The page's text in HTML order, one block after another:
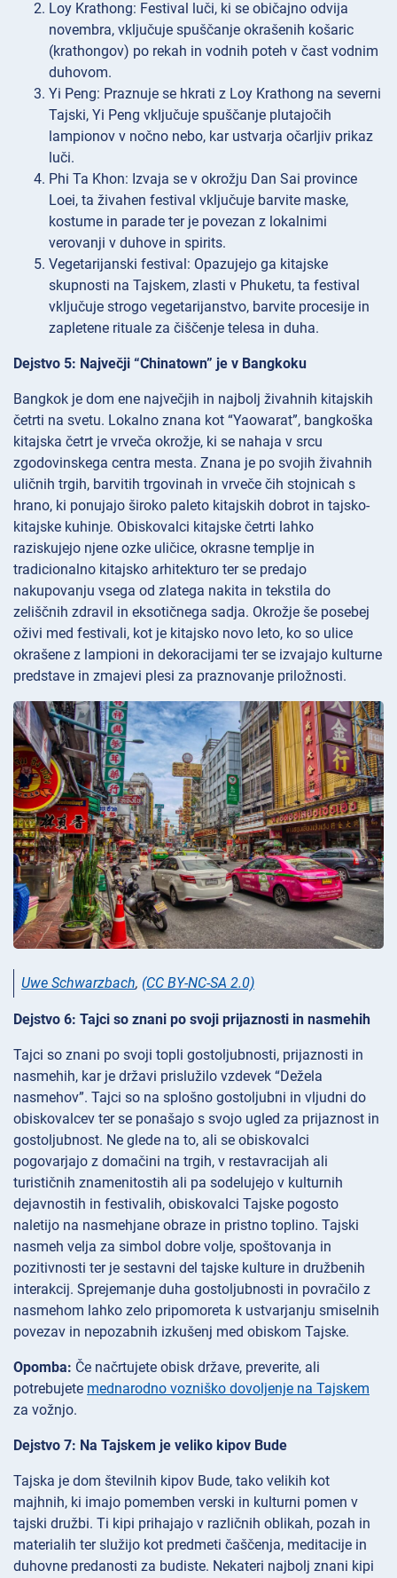
Loy Krathong: Festival luči, ki se običajno odvija
novembra, vključuje spuščanje okrašenih košaric
(krathongov) po rekah in vodnih poteh v čast vodnim
duhovom.
Yi Peng: Praznuje se hkrati z Loy Krathong na severni
Tajski, Yi Peng vključuje spuščanje plutajočih
lampionov v nočno nebo, kar ustvarja očarljiv prikaz
luči.
Phi Ta Khon: Izvaja se v okrožju Dan Sai province
Loei, ta živahen festival vključuje barvite maske,
kostume in parade ter je povezan z lokalnimi
verovanji v duhove in spirits.
Vegetarijanski festival: Opazujejo ga kitajske
skupnosti na Tajskem, zlasti v Phuketu, ta festival
vključuje strogo vegetarijanstvo, barvite procesije in
zapletene rituale za čiščenje telesa in duha.
Dejstvo 5: Največji “Chinatown” je v Bangkoku
Bangkok je dom ene največjih in najbolj živahnih kitajskih
četrti na svetu. Lokalno znana kot “Yaowarat”, bangkoška
kitajska četrt je vrveča okrožje, ki se nahaja v srcu
zgodovinskega centra mesta. Znana je po svojih živahnih
uličnih trgih, barvitih trgovinah in vrveče čih stojnicah s
hrano, ki ponujajo široko paleto kitajskih dobrot in tajsko-
kitajske kuhinje. Obiskovalci kitajske četrti lahko
raziskujejo njene ozke uličice, okrasne templje in
tradicionalno kitajsko arhitekturo ter se predajo
nakupovanju vsega od zlatega nakita in tekstila do
zeliščnih zdravil in eksotičnega sadja. Okrožje še posebej
oživi med festivali, kot je kitajsko novo leto, ko so ulice
okrašene z lampioni in dekoracijami ter se izvajajo kulturne
predstave in zmajevi plesi za praznovanje priložnosti.
Uwe Schwarzbach, (CC BY-NC-SA 2.0)
Dejstvo 6: Tajci so znani po svoji prijaznosti in nasmehih
Tajci so znani po svoji topli gostoljubnosti, prijaznosti in
nasmehih, kar je državi prislužilo vzdevek “Dežela
nasmehov”. Tajci so na splošno gostoljubni in vljudni do
obiskovalcev ter se ponašajo s svojo ugled za prijaznost in
gostoljubnost. Ne glede na to, ali se obiskovalci
pogovarjajo z domačini na trgih, v restavracijah ali
turističnih znamenitostih ali pa sodelujejo v kulturnih
dejavnostih in festivalih, obiskovalci Tajske pogosto
naletijo na nasmehjane obraze in pristno toplino. Tajski
nasmeh velja za simbol dobre volje, spoštovanja in
pozitivnosti ter je sestavni del tajske kulture in družbenih
interakcij. Sprejemanje duha gostoljubnosti in povračilo z
nasmehom lahko zelo pripomoreta k ustvarjanju smiselnih
povezav in nepozabnih izkušenj med obiskom Tajske.
Opomba: Če načrtujete obisk države, preverite, ali
potrebujete mednarodno vozniško dovoljenje na Tajskem
za vožnjo.
Dejstvo 7: Na Tajskem je veliko kipov Bude
Tajska je dom številnih kipov Bude, tako velikih kot
majhnih, ki imajo pomemben verski in kulturni pomen v
tajski družbi. Ti kipi prihajajo v različnih oblikah, pozah in
materialih ter služijo kot predmeti čaščenja, meditacije in
duhovne predanosti za budiste. Nekateri najbolj znani kipi